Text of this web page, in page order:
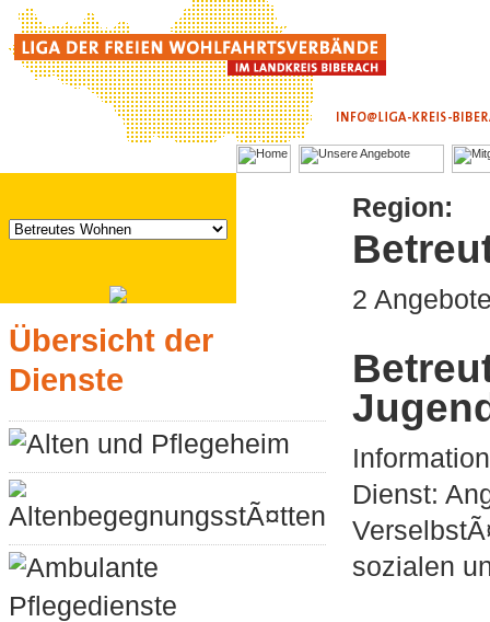
Übersicht der
Dienste
Alten und Pflegeheim
AltenbegegnungsstÃ¤tten
Ambulante
Pflegedienste
Region:
2
Dienst:
sozialen